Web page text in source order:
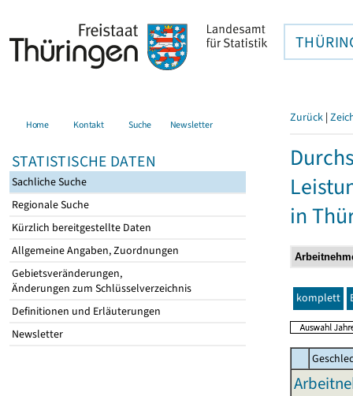
Home Kontakt Suche Newsletter
STATISTISCHE DATEN
Sachliche Suche
Regionale Suche
Kürzlich bereitgestellte Daten
Allgemeine Angaben, Zuordnungen
Gebietsveränderungen,
Änderungen zum Schlüsselverzeichnis
Definitionen und Erläuterungen
Newsletter
Zurück |
in
komplett